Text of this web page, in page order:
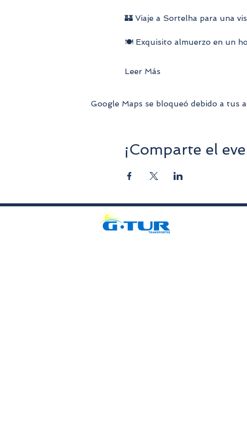
🏰 Viaje a Sortelha para una
🍽️ Exquisito almuerzo en un
Leer Más
Google Maps se bloqueó debido a tus
¡Comparte el